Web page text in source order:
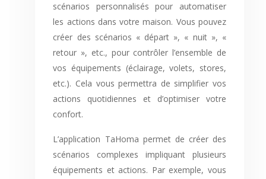
scénarios personnalisés pour automatiser
les actions dans votre maison. Vous pouvez
créer des scénarios « départ », « nuit », «
retour », etc., pour contrôler l’ensemble de
vos équipements (éclairage, volets, stores,
etc.). Cela vous permettra de simplifier vos
actions quotidiennes et d’optimiser votre
confort.
L’application TaHoma permet de créer des
scénarios complexes impliquant plusieurs
équipements et actions. Par exemple, vous